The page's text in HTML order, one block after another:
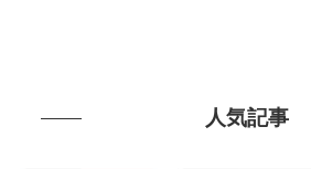
人気記事